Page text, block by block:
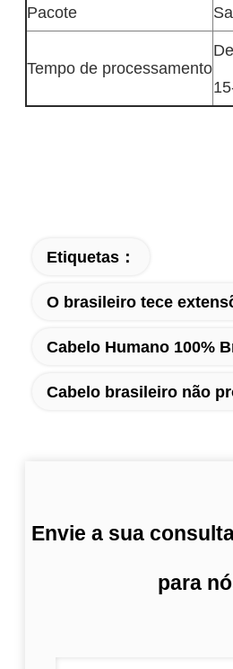
Pacote
Tempo de processamento
Etiquetas：
O brasileiro tece
Cabelo Humano 100%
Cabelo brasileiro não
Envie a sua
para